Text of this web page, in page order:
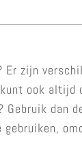
Er zijn
ook
dan
gebruiken,